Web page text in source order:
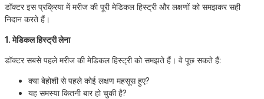
डॉक्टर इस प्रक्रिया में मरीज की पूरी मेडिकल हिस्ट्री और लक्षणों को समझकर सही
निदान करते हैं।
1. मेडिकल हिस्ट्री लेना
डॉक्टर सबसे पहले मरीज की मेडिकल हिस्ट्री को समझते हैं। वे पूछ सकते हैं:
क्या बेहोशी से पहले कोई लक्षण महसूस हुए?
यह समस्या कितनी बार हो चुकी है?